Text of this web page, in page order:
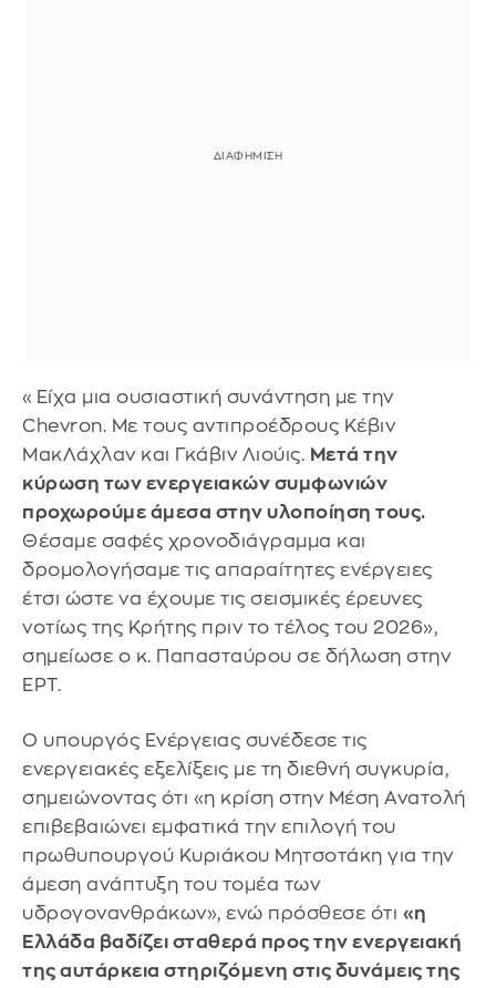
«Είχα μια ουσιαστική συνάντηση με την
Chevron. Με τους αντιπροέδρους Κέβιν
ΜακΛάχλαν και Γκάβιν Λιούις. Μετά την
κύρωση των ενεργειακών συμφωνιών
προχωρούμε άμεσα στην υλοποίηση τους.
Θέσαμε σαφές χρονοδιάγραμμα και
δρομολογήσαμε τις απαραίτητες ενέργειες
έτσι ώστε να έχουμε τις σεισμικές έρευνες
νοτίως της Κρήτης πριν το τέλος του 2026»,
σημείωσε ο κ. Παπασταύρου σε δήλωση στην
ΕΡΤ.
Ο υπουργός Ενέργειας συνέδεσε τις
ενεργειακές εξελίξεις με τη διεθνή συγκυρία,
σημειώνοντας ότι «η κρίση στην Μέση Ανατολή
επιβεβαιώνει εμφατικά την επιλογή του
πρωθυπουργού Κυριάκου Μητσοτάκη για την
άμεση ανάπτυξη του τομέα των
υδρογονανθράκων», ενώ πρόσθεσε ότι «η
Ελλάδα βαδίζει σταθερά προς την ενεργειακή
της αυτάρκεια στηριζόμενη στις δυνάμεις της